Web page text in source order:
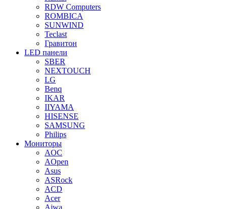
RDW Computers
ROMBICA
SUNWIND
Teclast
Гравитон
LED панели
SBER
NEXTOUCH
LG
Benq
IKAR
IIYAMA
HISENSE
SAMSUNG
Philips
Мониторы
AOC
AOpen
Asus
ASRock
ACD
Acer